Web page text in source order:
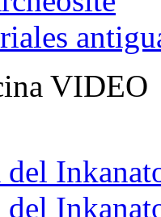
VIDEO
del
del